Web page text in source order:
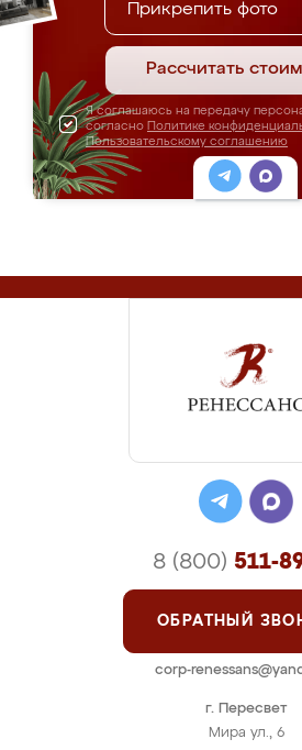
Прикрепить фото
Рассчитать
Я соглашаюсь на передачу
согласно Политике
Пользовательскому соглашению
г. Пересвет
Мира ул., 6
8 (800) 511-
ОБРАТНЫЙ
corp-